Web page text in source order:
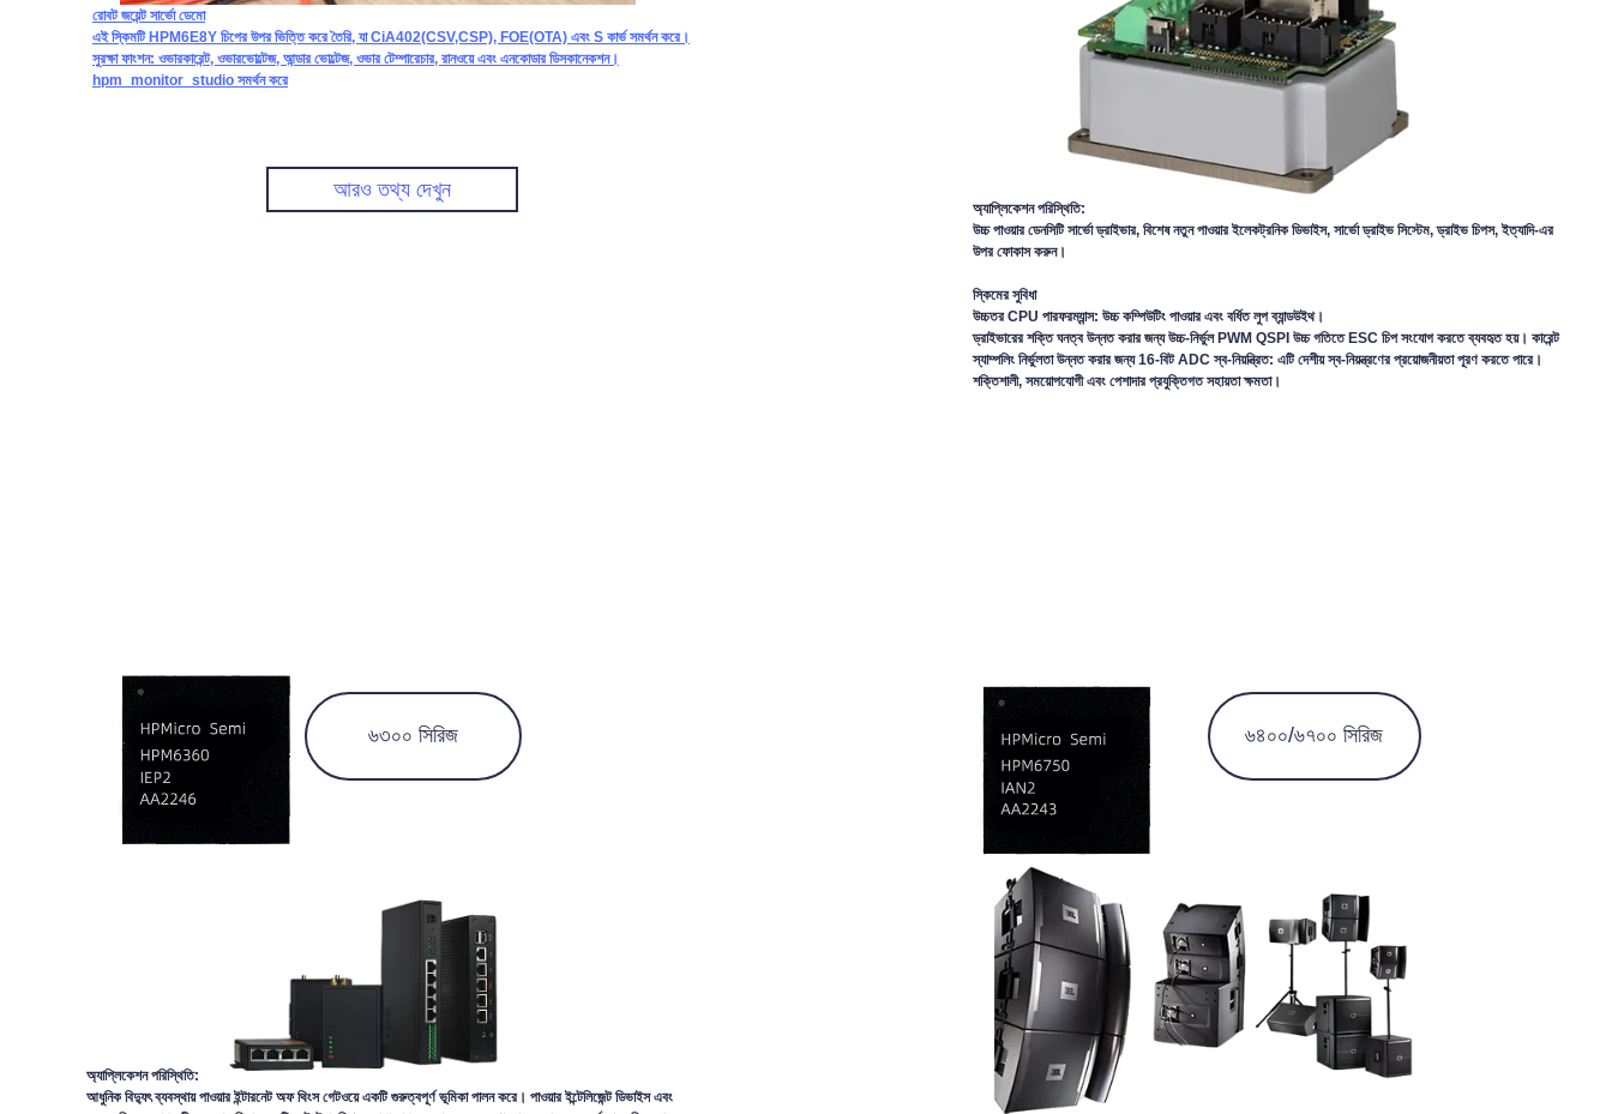
রোবট জয়েন্ট সার্ভো ডেমো
এই স্কিমটি HPM6E8Y চিপের উপর ভিত্তি করে তৈরি, যা CiA402(CSV,CSP), FOE(OTA) এবং S কার্ভ সমর্থন করে।
সুরক্ষা ফাংশন: ওভারকারেন্ট, ওভারভোল্টেজ, আন্ডার ভোল্টেজ, ওভার টেম্পারেচার, রানওয়ে এবং এনকোডার ডিসকানেকশন।
hpm_monitor_studio সমর্থন করে
অ্যাপ্লিকেশন পরিস্থিতি:
উচ্চ পাওয়ার ডেনসিটি সার্ভো ড্রাইভার, বিশেষ নতুনপাওয়ার ইলেকট্রনিক ডিভাইস, সার্ভো ড্রাইভ সিস্টেম, ড্রাইভ চিপস, ইত্যাদি-এর
উপর ফোকাস করুন।
স্কিমের সুবিধা
উচ্চতর CPU পারফরম্যান্স: উচ্চ কম্পিউটিং পাওয়ার এবং বর্ধিত লুপ ব্যান্ডউইথ।
ড্রাইভারের শক্তি ঘনত্ব উন্নত করার জন্য উচ্চ-নির্ভুল PWM QSPI উচ্চ গতিতে ESC চিপ সংযোগ করতে ব্যবহৃত হয়। কারেন্ট
স্যাম্পলিং নির্ভুলতা উন্নত করার জন্য 16-বিট ADC স্ব-নিয়ন্ত্রিত: এটি দেশীয় স্ব-নিয়ন্ত্রণের প্রয়োজনীয়তা পূরণ করতে পারে।
শক্তিশালী, সময়োপযোগী এবং পেশাদার প্রযুক্তিগত সহায়তা ক্ষমতা।
আরও তথ্য দেখুন
৬৩০০ সিরিজ ৬৪০০/৬৭০০ সিরিজ
অ্যাপ্লিকেশন পরিস্থিতি:
আধুনিক বিদ্যুৎ ব্যবস্থায় পাওয়ার ইন্টারনেট অফ থিংস গেটওয়ে একটি গুরুত্বপূর্ণ ভূমিকা পালন করে। পাওয়ার ইন্টেলিজেন্ট ডিভাইস এবং